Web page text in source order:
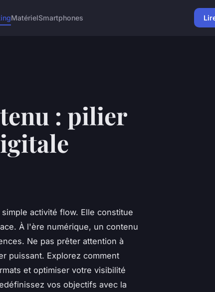
MatérielSmartphones
: pilier
activité flow. Elle constitue
À l'ère numérique, un contenu
Ne pas prêter attention à
puissant. Explorez comment
et optimiser votre visibilité
vos objectifs avec la